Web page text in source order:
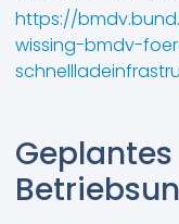
https://
wissing-bmdv-